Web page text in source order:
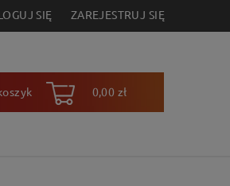
SIĘ ZAREJESTRUJ SIĘ
0,00 zł